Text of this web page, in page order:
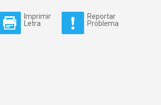
Imprimir
Letra
Reportar
Problema